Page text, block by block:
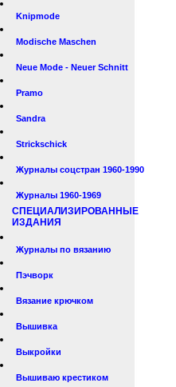
Knipmode
Modische Maschen
Neue Mode - Neuer Schnitt
Pramo
Sandra
Strickschick
Журналы соцстран 1960-1990
Журналы 1960-1969
СПЕЦИАЛИЗИРОВАННЫЕ
ИЗДАНИЯ
Журналы по вязанию
Пэчворк
Вязание крючком
Вышивка
Выкройки
Вышиваю крестиком